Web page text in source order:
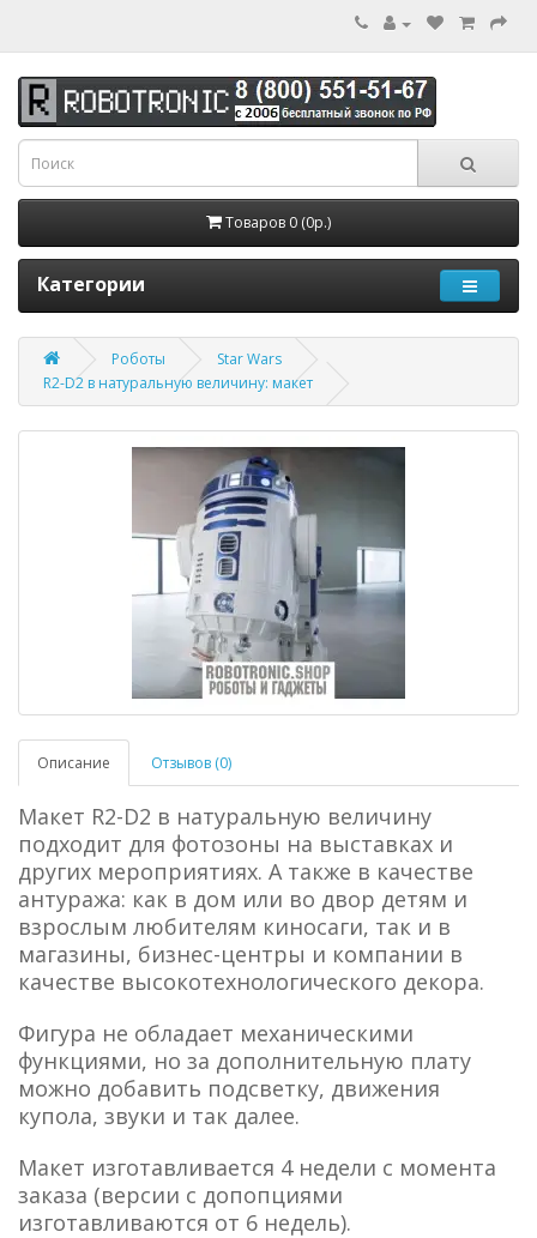
Товаров 0 (0р.)
Категории
Роботы
Star Wars
R2-D2 в натуральную величину: макет
Описание Отзывов (0)
Макет R2-D2 в натуральную величину
подходит для фотозоны на выставках и
других мероприятиях. А также в качестве
антуража: как в дом или во двор детям и
взрослым любителям киносаги, так и в
магазины, бизнес-центры и компании в
качестве высокотехнологического декора.
Фигура не обладает механическими
функциями, но за дополнительную плату
можно добавить подсветку, движения
купола, звуки и так далее.
Макет изготавливается 4 недели с момента
заказа (версии с допопциями
изготавливаются от 6 недель).